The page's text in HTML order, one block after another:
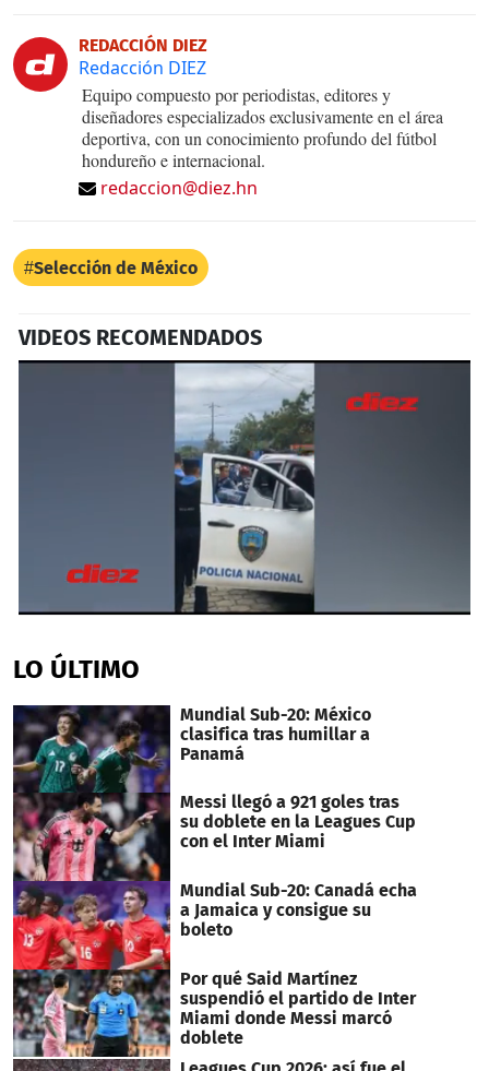
REDACCIÓN DIEZ
Redacción DIEZ
Equipo compuesto por periodistas, editores y
diseñadores especializados exclusivamente en el área
deportiva, con un conocimiento profundo del fútbol
hondureño e internacional.
redaccion@diez.hn
Selección de México
VIDEOS RECOMENDADOS
of
29
LO ÚLTIMO
Mundial Sub-20: México
clasifica tras humillar a
Panamá
Messi llegó a 921 goles tras
su doblete en la Leagues Cup
con el Inter Miami
Mundial Sub-20: Canadá echa
a Jamaica y consigue su
boleto
Por qué Said Martínez
suspendió el partido de Inter
Miami donde Messi marcó
doblete